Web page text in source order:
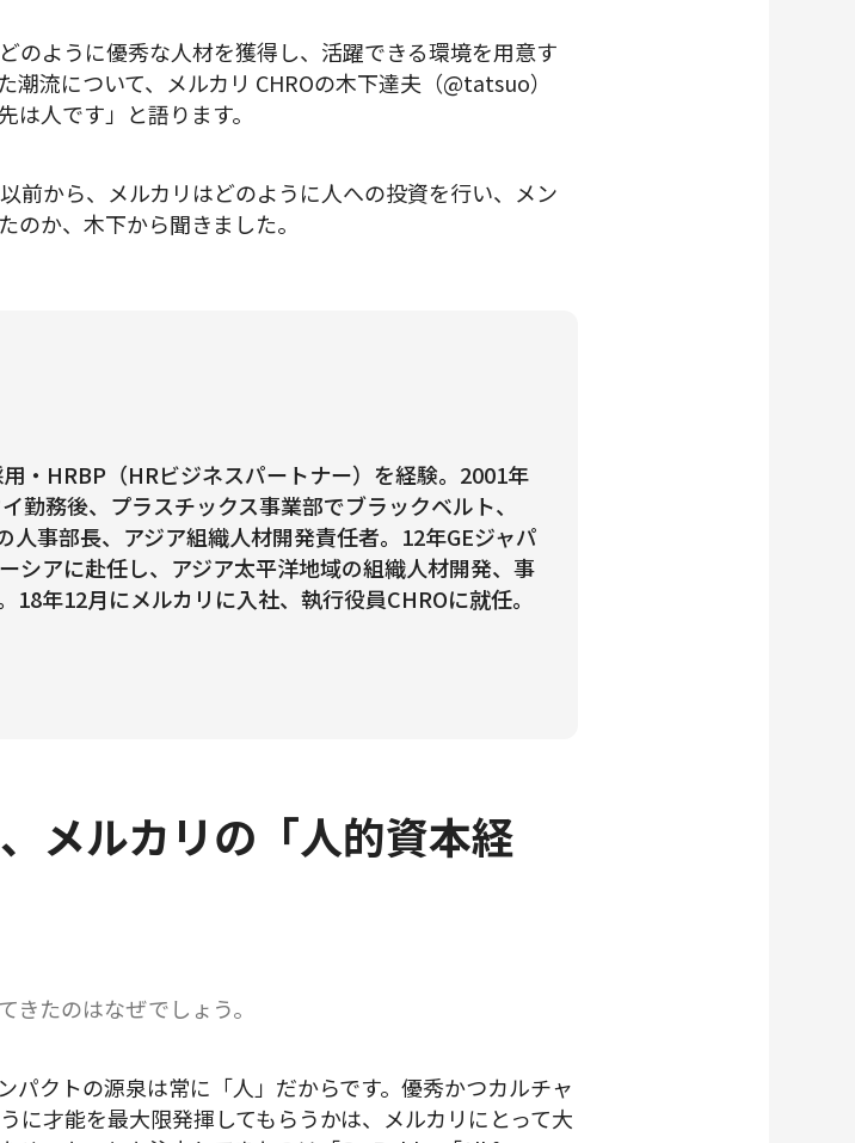
のように優秀な人材を獲得し、活躍できる環境を用意す
流について、メルカリ CHROの木下達夫（@tatsuo）
人です」と語ります。
前から、メルカリはどのように人への投資を行い、メン
のか、木下から聞きました。
・HRBP（HRビジネスパートナー）を経験。2001年
勤務後、プラスチックス事業部でブラックベルト、
人事部長、アジア組織人材開発責任者。12年GEジャパ
シアに赴任し、アジア太平洋地域の組織人材開発、事
18年12月にメルカリに入社、執行役員CHROに就任。
メルカリの「人的資本経
たのはなぜでしょう。
パクトの源泉は常に「人」だからです。優秀かつカルチャ
に才能を最大限発揮してもらうかは、メルカリにとって大